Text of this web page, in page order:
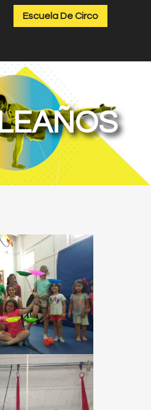
Escuela De Circo